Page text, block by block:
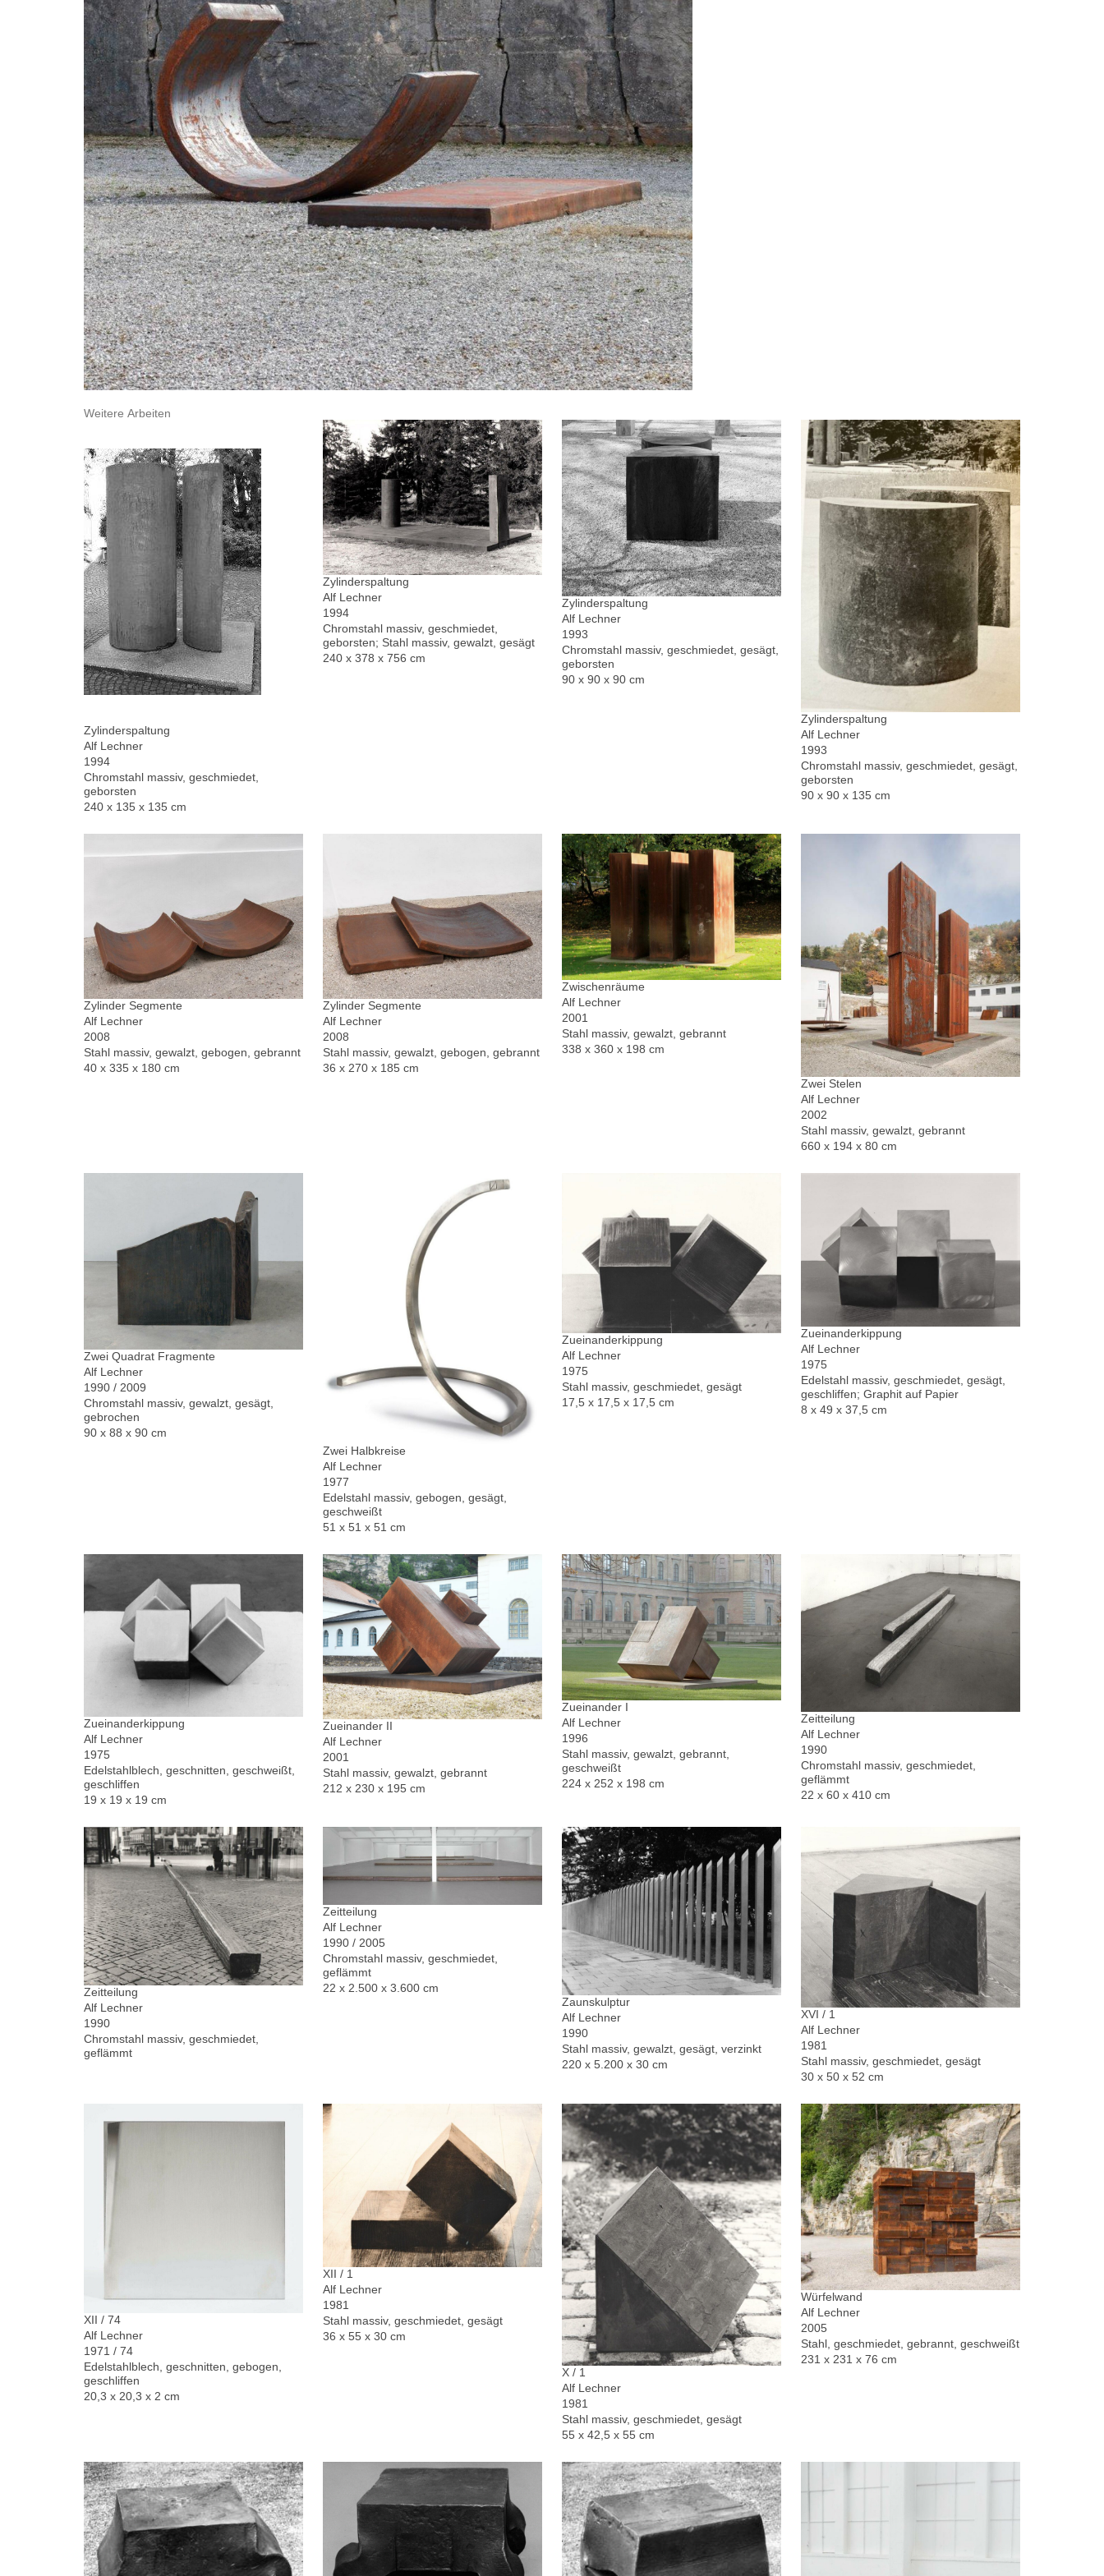
Weitere Arbeiten
Zylinderspaltung
Alf Lechner
1994
Chromstahl massiv, geschmiedet,
geborsten
240 x 135 x 135 cm
Zylinderspaltung
Alf Lechner
1994
Chromstahl massiv, geschmiedet,
geborsten; Stahl massiv, gewalzt, gesägt
240 x 378 x 756 cm
Zylinderspaltung
Alf Lechner
1993
Chromstahl massiv, geschmiedet, gesägt,
geborsten
90 x 90 x 90 cm
Zylinderspaltung
Alf Lechner
1993
Chromstahl massiv, geschmiedet, gesägt,
geborsten
90 x 90 x 135 cm
Zylinder Segmente
Alf Lechner
2008
Stahl massiv, gewalzt, gebogen, gebrannt
40 x 335 x 180 cm
Zylinder Segmente
Alf Lechner
2008
Stahl massiv, gewalzt, gebogen, gebrannt
36 x 270 x 185 cm
Zwischenräume
Alf Lechner
2001
Stahl massiv, gewalzt, gebrannt
338 x 360 x 198 cm
Zwei Stelen
Alf Lechner
2002
Stahl massiv, gewalzt, gebrannt
660 x 194 x 80 cm
Zwei Quadrat Fragmente
Alf Lechner
1990 / 2009
Chromstahl massiv, gewalzt, gesägt,
gebrochen
90 x 88 x 90 cm
Zwei Halbkreise
Alf Lechner
1977
Edelstahl massiv, gebogen, gesägt,
geschweißt
51 x 51 x 51 cm
Zueinanderkippung
Alf Lechner
1975
Stahl massiv, geschmiedet, gesägt
17,5 x 17,5 x 17,5 cm
Zueinanderkippung
Alf Lechner
1975
Edelstahl massiv, geschmiedet, gesägt,
geschliffen; Graphit auf Papier
8 x 49 x 37,5 cm
Zueinanderkippung
Alf Lechner
1975
Edelstahlblech, geschnitten, geschweißt,
geschliffen
19 x 19 x 19 cm
Zueinander II
Alf Lechner
2001
Stahl massiv, gewalzt, gebrannt
212 x 230 x 195 cm
Zueinander I
Alf Lechner
1996
Stahl massiv, gewalzt, gebrannt,
geschweißt
224 x 252 x 198 cm
Zeitteilung
Alf Lechner
1990
Chromstahl massiv, geschmiedet,
geflämmt
22 x 60 x 410 cm
Zeitteilung
Alf Lechner
1990
Chromstahl massiv, geschmiedet,
geflämmt
Zeitteilung
Alf Lechner
1990 / 2005
Chromstahl massiv, geschmiedet,
geflämmt
22 x 2.500 x 3.600 cm
Zaunskulptur
Alf Lechner
1990
Stahl massiv, gewalzt, gesägt, verzinkt
220 x 5.200 x 30 cm
XVI / 1
Alf Lechner
1981
Stahl massiv, geschmiedet, gesägt
30 x 50 x 52 cm
XII / 74
Alf Lechner
1971 / 74
Edelstahlblech, geschnitten, gebogen,
geschliffen
20,3 x 20,3 x 2 cm
XII / 1
Alf Lechner
1981
Stahl massiv, geschmiedet, gesägt
36 x 55 x 30 cm
X / 1
Alf Lechner
1981
Stahl massiv, geschmiedet, gesägt
55 x 42,5 x 55 cm
Würfelwand
Alf Lechner
2005
Stahl, geschmiedet, gebrannt, geschweißt
231 x 231 x 76 cm